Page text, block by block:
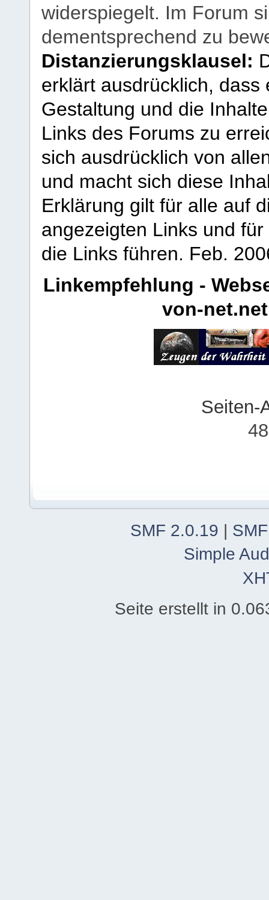
widerspiegelt. Im Forum
dementsprechend zu
Distanzierungsklausel:
erklärt ausdrücklich,
Gestaltung und die
Links des Forums zu
sich ausdrücklich von
und macht sich diese
Erklärung gilt für alle auf
angezeigten Links und
die Links führen. Feb.
Linkempfehlung -
von-net.net
Seiten-
SMF 2.0.19
Simple
Seite erstellt in